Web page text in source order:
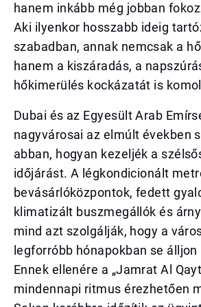
hanem inkább még jobban
Aki ilyenkor hosszabb ideig
szabadban, annak nemcsak a
hanem a kiszáradás, a
hőkimerülés kockázatát is
Dubai és az Egyesült Arab
nagyvárosai az elmúlt években
abban, hogyan kezeljék a
időjárást. A légkondicionált
bevásárlóközpontok, fedett
klimatizált buszmegállók és
mind azt szolgálják, hogy a
legforróbb hónapokban se
Ennek ellenére a „Jamrat Al
mindennapi ritmus érezhetően